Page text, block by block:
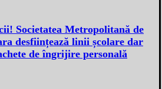
Societatea Metropolitană de
desființează linii școlare dar
de îngrijire personală